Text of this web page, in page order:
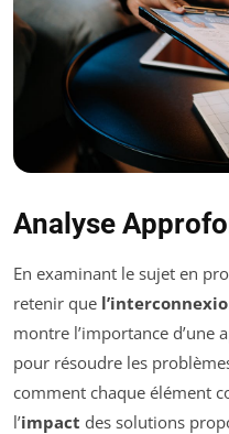
Analyse
En examinant le sujet en
retenir que
montre l’importance d’une
pour résoudre les
comment chaque élément
l’impact des solutions